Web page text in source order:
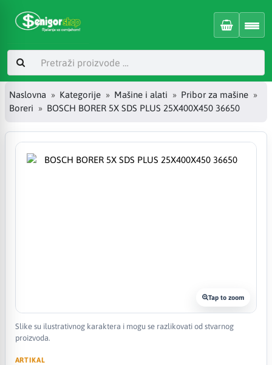
Naslovna Kategorije Mašine i alati
Pribor za mašine
Boreri
BOSCH BORER 5X SDS PLUS 25X400X450 36650
Tap to zoom
Slike su ilustrativnog karaktera i mogu se razlikovati od stvarnog
proizvoda.
ARTIKAL